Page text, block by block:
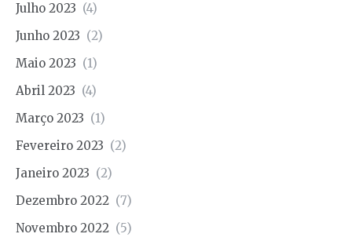
Julho 2023 (4)
Junho 2023 (2)
Maio 2023 (1)
Abril 2023 (4)
Março 2023 (1)
Fevereiro 2023 (2)
Janeiro 2023 (2)
Dezembro 2022 (7)
Novembro 2022 (5)